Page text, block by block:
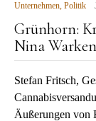
Unternehmen, Politik
Grünhorn:
Nina Warken
Stefan Fritsch,
Äußerungen von